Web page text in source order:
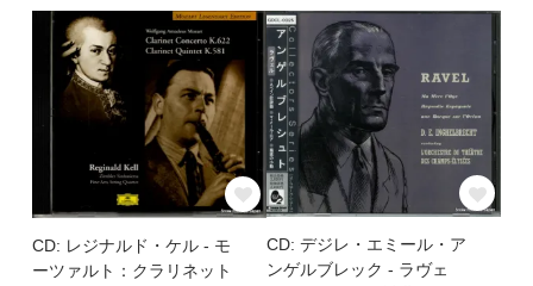
CD: レジナルド・ケル - モ
ーツァルト：クラリネット
CD: デジレ・エミール・ア
ンゲルブレック - ラヴェ